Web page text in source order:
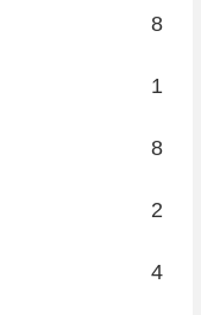
8
1
8
2
4